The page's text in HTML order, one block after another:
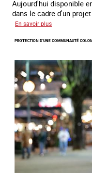
Aujourd'hui disponible
dans le cadre d'un
En savoir plus
module
formation
en
ligne
sur
traite
et
le
conflit
en
PROTECTION D’UNE COMMUNAUTÉ